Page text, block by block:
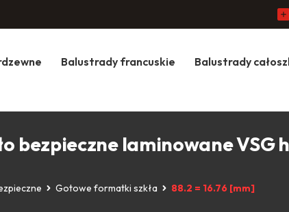
Balustrady francuskie Balustrady
bezpieczne laminowane VSG
Gotowe formatki szkła 88.2 = 16.76 [mm]